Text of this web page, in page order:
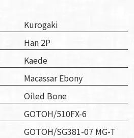
Kurogaki
Han 2P
Kaede
Macassar Ebony
Oiled Bone
GOTOH/510FX-6
GOTOH/SG381-07 MG-T